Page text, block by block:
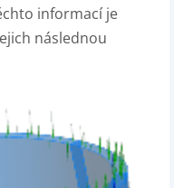
informací je
následnou